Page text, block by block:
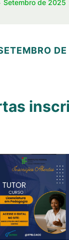
Setembro de 2025